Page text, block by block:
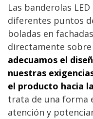
Las banderolas
diferentes puntos
boladas en
directamente
adecuamos el
nuestras
el producto hacia
trata de una forma
atención y